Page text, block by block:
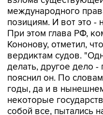
При этом глава РФ,
Кононову, отметил,
вердиктам судов.
делать, другое дело -
пояснил он. По
годы, да и в
некоторые
собой все, пытались
юрисдикцию другим